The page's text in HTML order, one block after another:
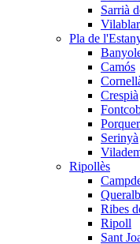
Sarrià
Pla de
Camós
Crespià
Serinyà
Ripollès
Ribes
Ripoll
Sant